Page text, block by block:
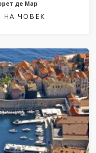
де Мар
НА ЧОВЕК
НА ЧОВЕК